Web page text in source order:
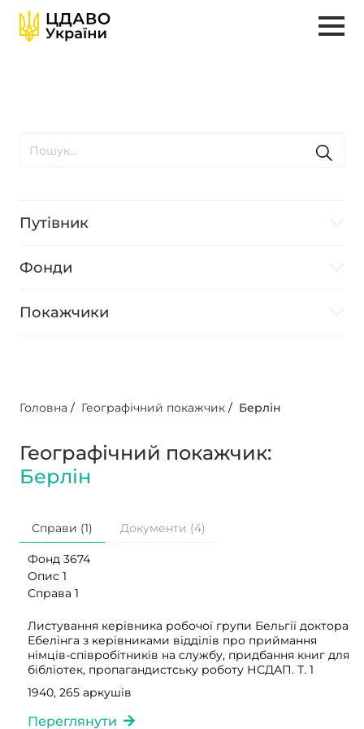
Путівник
Фонди
Покажчики
Головна / Географічний покажчик / Берлін
Географічний покажчик:
Берлін
Справи (1) Документи (4)
Фонд 3674
Опис 1
Справа 1
Листування керівника робочої групи Бельгії доктора
Ебелінга з керівниками відділів про приймання
німців-співробітників на службу, придбання книг для
бібліотек, пропагандистську роботу НСДАП. Т. 1
1940, 265 аркушів
Переглянути